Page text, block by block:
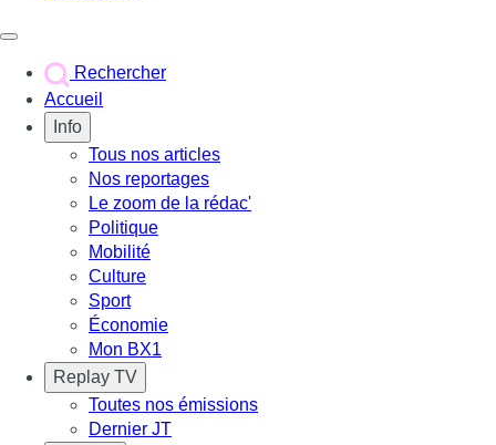
Rechercher
Accueil
Info
Tous nos articles
Nos reportages
Le zoom de la rédac'
Politique
Mobilité
Culture
Sport
Économie
Mon BX1
Replay TV
Toutes nos émissions
Dernier JT